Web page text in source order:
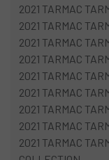
2021 TARMAC
2021 TARMAC
2021 TARMAC
2021 TARMAC
2021 TARMAC
2021 TARMAC
2021 TARMAC
2021 TARMAC
2021 TARMAC